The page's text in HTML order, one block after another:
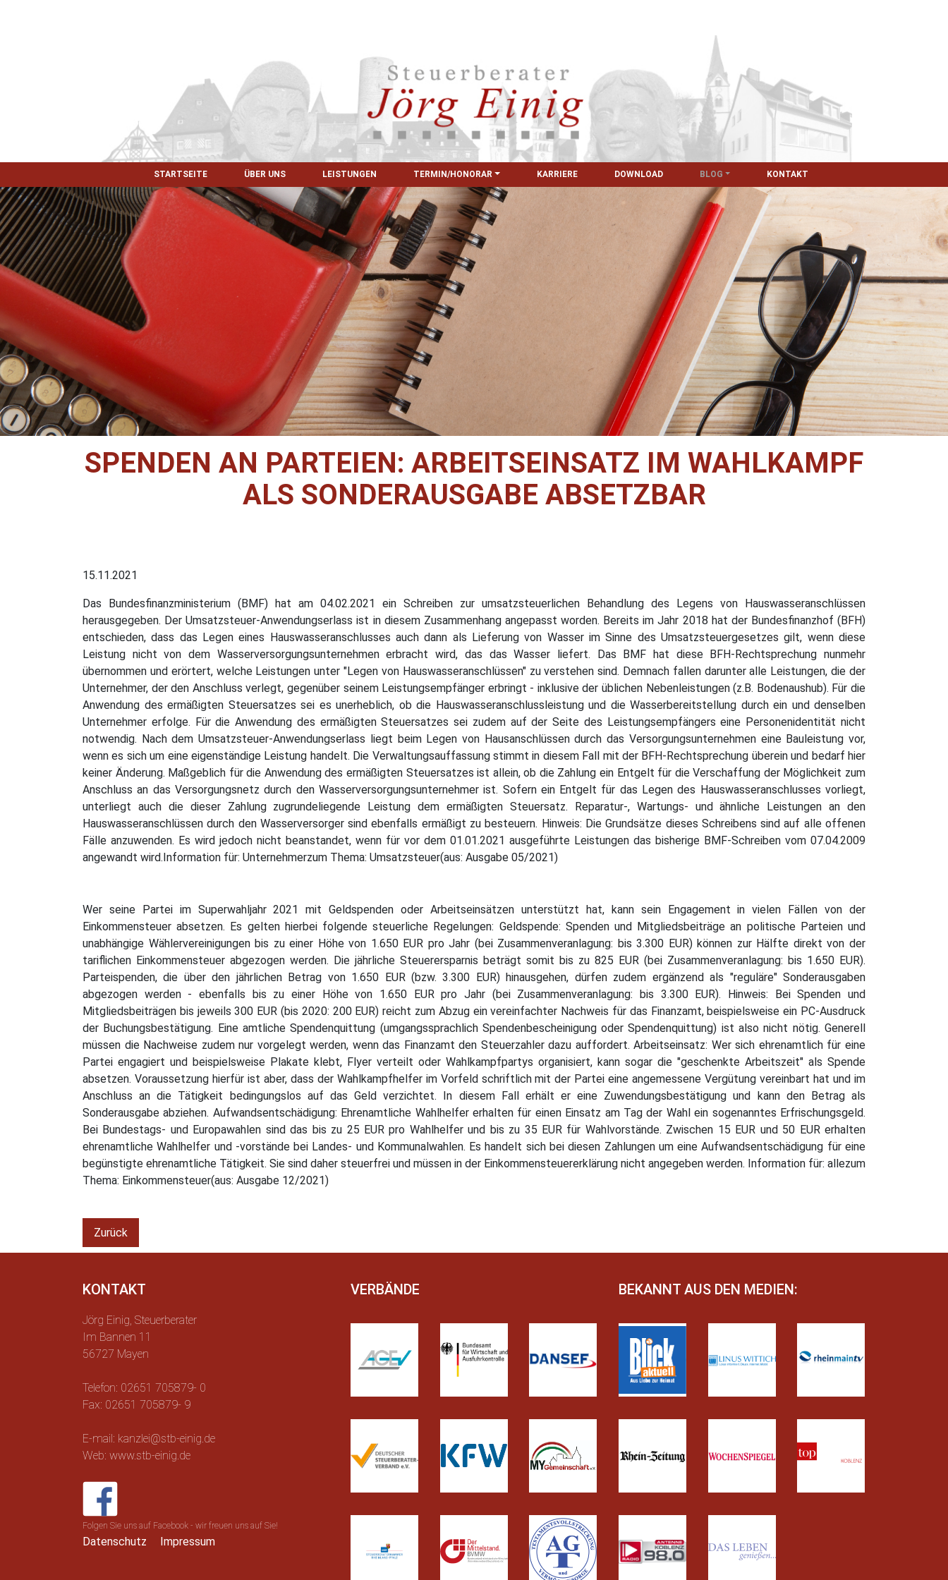
STARTSEITE ÜBER UNS LEISTUNGEN TERMIN/HONORAR KARRIERE DOWNLOAD BLOG KONTAKT
SPENDEN AN PARTEIEN: ARBEITSEINSATZ IM WAHLKAMPF
ALS SONDERAUSGABE ABSETZBAR
15.11.2021
Das Bundesfinanzministerium (BMF) hat am 04.02.2021 ein Schreiben zur umsatzsteuerlichen Behandlung des Legens von Hauswasseranschlüssen
herausgegeben. Der Umsatzsteuer-Anwendungserlass ist in diesem Zusammenhang angepasst worden. Bereits im Jahr 2018 hat der Bundesfinanzhof (BFH)
entschieden, dass das Legen eines Hauswasseranschlusses auch dann als Lieferung von Wasser im Sinne des Umsatzsteuergesetzes gilt, wenn diese
Leistung nicht von dem Wasserversorgungsunternehmen erbracht wird, das das Wasser liefert. Das BMF hat diese BFH-Rechtsprechung nunmehr
übernommen und erörtert, welche Leistungen unter "Legen von Hauswasseranschlüssen" zu verstehen sind. Demnach fallen darunter alle Leistungen, die der
Unternehmer, der den Anschluss verlegt, gegenüber seinem Leistungsempfänger erbringt - inklusive der üblichen Nebenleistungen (z.B. Bodenaushub). Für die
Anwendung des ermäßigten Steuersatzes sei es unerheblich, ob die Hauswasseranschlussleistung und die Wasserbereitstellung durch ein und denselben
Unternehmer erfolge. Für die Anwendung des ermäßigten Steuersatzes sei zudem auf der Seite des Leistungsempfängers eine Personenidentität nicht
notwendig. Nach dem Umsatzsteuer-Anwendungserlass liegt beim Legen von Hausanschlüssen durch das Versorgungsunternehmen eine Bauleistung vor,
wenn es sich um eine eigenständige Leistung handelt. Die Verwaltungsauffassung stimmt in diesem Fall mit der BFH-Rechtsprechung überein und bedarf hier
keiner Änderung. Maßgeblich für die Anwendung des ermäßigten Steuersatzes ist allein, ob die Zahlung ein Entgelt für die Verschaffung der Möglichkeit zum
Anschluss an das Versorgungsnetz durch den Wasserversorgungsunternehmer ist. Sofern ein Entgelt für das Legen des Hauswasseranschlusses vorliegt,
unterliegt auch die dieser Zahlung zugrundeliegende Leistung dem ermäßigten Steuersatz. Reparatur-, Wartungs- und ähnliche Leistungen an den
Hauswasseranschlüssen durch den Wasserversorger sind ebenfalls ermäßigt zu besteuern. Hinweis: Die Grundsätze dieses Schreibens sind auf alle offenen
Fälle anzuwenden. Es wird jedoch nicht beanstandet, wenn für vor dem 01.01.2021 ausgeführte Leistungen das bisherige BMF-Schreiben vom 07.04.2009
angewandt wird.Information für: Unternehmerzum Thema: Umsatzsteuer(aus: Ausgabe 05/2021)
Wer seine Partei im Superwahljahr 2021 mit Geldspenden oder Arbeitseinsätzen unterstützt hat, kann sein Engagement in vielen Fällen von der
Einkommensteuer absetzen. Es gelten hierbei folgende steuerliche Regelungen: Geldspende: Spenden und Mitgliedsbeiträge an politische Parteien und
unabhängige Wählervereinigungen bis zu einer Höhe von 1.650 EUR pro Jahr (bei Zusammenveranlagung: bis 3.300 EUR) können zur Hälfte direkt von der
tariflichen Einkommensteuer abgezogen werden. Die jährliche Steuerersparnis beträgt somit bis zu 825 EUR (bei Zusammenveranlagung: bis 1.650 EUR).
Parteispenden, die über den jährlichen Betrag von 1.650 EUR (bzw. 3.300 EUR) hinausgehen, dürfen zudem ergänzend als "reguläre" Sonderausgaben
abgezogen werden - ebenfalls bis zu einer Höhe von 1.650 EUR pro Jahr (bei Zusammenveranlagung: bis 3.300 EUR). Hinweis: Bei Spenden und
Mitgliedsbeiträgen bis jeweils 300 EUR (bis 2020: 200 EUR) reicht zum Abzug ein vereinfachter Nachweis für das Finanzamt, beispielsweise ein PC-Ausdruck
der Buchungsbestätigung. Eine amtliche Spendenquittung (umgangssprachlich Spendenbescheinigung oder Spendenquittung) ist also nicht nötig. Generell
müssen die Nachweise zudem nur vorgelegt werden, wenn das Finanzamt den Steuerzahler dazu auffordert. Arbeitseinsatz: Wer sich ehrenamtlich für eine
Partei engagiert und beispielsweise Plakate klebt, Flyer verteilt oder Wahlkampfpartys organisiert, kann sogar die "geschenkte Arbeitszeit" als Spende
absetzen. Voraussetzung hierfür ist aber, dass der Wahlkampfhelfer im Vorfeld schriftlich mit der Partei eine angemessene Vergütung vereinbart hat und im
Anschluss an die Tätigkeit bedingungslos auf das Geld verzichtet. In diesem Fall erhält er eine Zuwendungsbestätigung und kann den Betrag als
Sonderausgabe abziehen. Aufwandsentschädigung: Ehrenamtliche Wahlhelfer erhalten für einen Einsatz am Tag der Wahl ein sogenanntes Erfrischungsgeld.
Bei Bundestags- und Europawahlen sind das bis zu 25 EUR pro Wahlhelfer und bis zu 35 EUR für Wahlvorstände. Zwischen 15 EUR und 50 EUR erhalten
ehrenamtliche Wahlhelfer und -vorstände bei Landes- und Kommunalwahlen. Es handelt sich bei diesen Zahlungen um eine Aufwandsentschädigung für eine
begünstigte ehrenamtliche Tätigkeit. Sie sind daher steuerfrei und müssen in der Einkommensteuererklärung nicht angegeben werden. Information für: allezum
Thema: Einkommensteuer(aus: Ausgabe 12/2021)
Zurück
KONTAKT
Jörg Einig, Steuerberater
Im Bannen 11
56727 Mayen
Telefon: 02651 705879- 0
Fax: 02651 705879- 9
E-mail: kanzlei@stb-einig.de
Web: www.stb-einig.de
Folgen Sie uns auf Facebook - wir freuen uns auf Sie!
Datenschutz Impressum
VERBÄNDE BEKANNT AUS DEN MEDIEN: